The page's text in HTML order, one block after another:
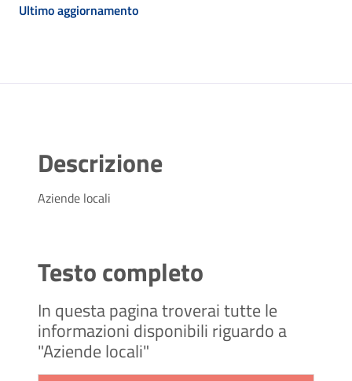
Ultimo aggiornamento
Descrizione
Aziende locali
Testo completo
In questa pagina troverai tutte le
informazioni disponibili riguardo a
"Aziende locali"